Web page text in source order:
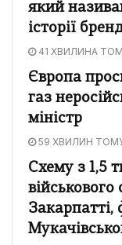
який
історії
41 ХВИЛИНА
Європа
газ
міністр
59 ХВИЛИН
Схему з 1,5
Закарпатті,